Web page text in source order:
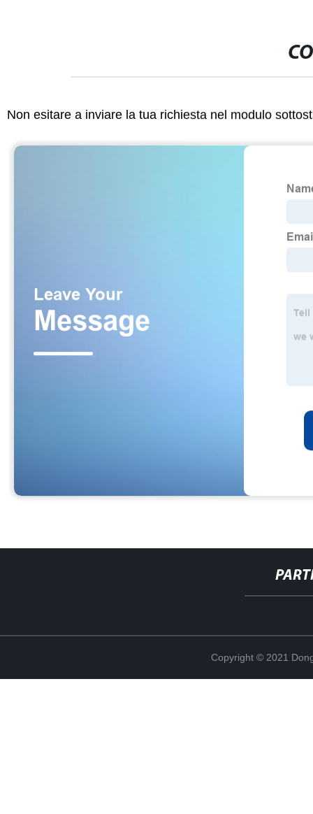
Non esitare a inviare la tua richiesta nel modulo
Copyright © 2021